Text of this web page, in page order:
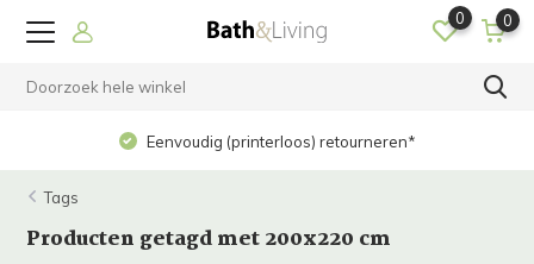
0 0
retourneren*
Op werkdagen voor 15.00 uur
Tags
Producten getagd met 200x220 cm